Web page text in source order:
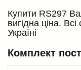
Купити RS297
вигідна ціна.
Україні
Комплект